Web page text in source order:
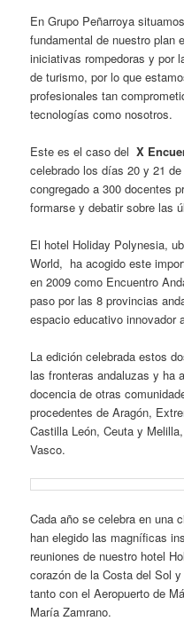
En Grupo Peñarroya
fundamental de nuestro plan
iniciativas rompedoras y por
de turismo, por lo que
profesionales tan
tecnologías como nosotros.
Este es el caso delX
celebrado los días 20 y 21
congregado a 300 docentes
formarse y debatir sobre las
El hotel Holiday Polynesia,
World, ha acogido este
en 2009 como Encuentro
paso por las 8 provincias
espacio educativo innovador
La edición celebrada estos
las fronteras andaluzas y ha
docencia de otras
procedentes de Aragón,
Castilla León, Ceuta y
Vasco.
Cada año se celebra en una
han elegido las magníficas
reuniones de nuestro hotel
corazón de la Costa del Sol
tanto con el Aeropuerto de
María Zamrano.